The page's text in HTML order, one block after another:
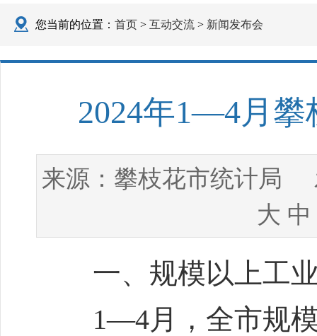
您当前的位置： 首页 > 互动交流 > 新闻发布会
2024年1—4月攀
来源： 攀枝花市统计局
大 中
一、规模以上工业
1—4月，全市规模